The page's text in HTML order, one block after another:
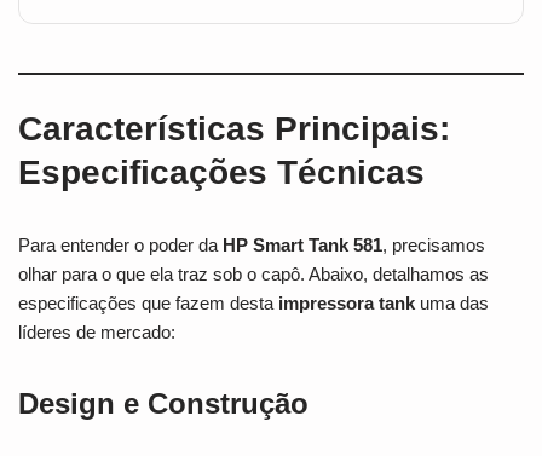
Características Principais:
Especificações Técnicas
Para entender o poder da HP Smart Tank 581, precisamos
olhar para o que ela traz sob o capô. Abaixo, detalhamos as
especificações que fazem desta impressora tank uma das
líderes de mercado:
Design e Construção